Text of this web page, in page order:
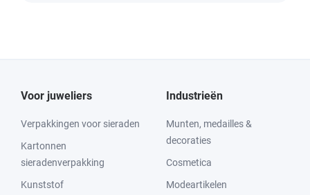
Voor juweliers
Verpakkingen voor sieraden
Kartonnen
sieradenverpakking
Kunststof
Industrieën
Munten, medailles &
decoraties
Cosmetica
Modeartikelen